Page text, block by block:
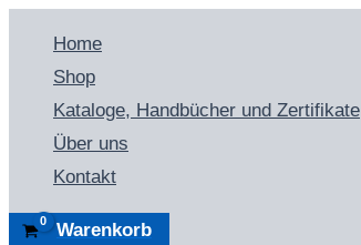
springen
Home
Shop
Kataloge, Handbücher und Zertifikate
Über uns
Kontakt
Warenkorb